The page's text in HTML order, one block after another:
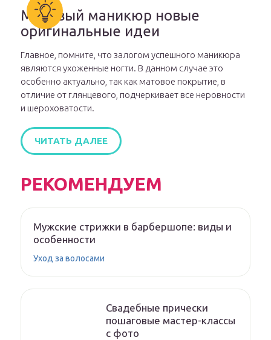
Матовый маникюр новые
оригинальные идеи
Главное, помните, что залогом успешного маникюра
являются ухоженные ногти. В данном случае это
особенно актуально, так как матовое покрытие, в
отличие от глянцевого, подчеркивает все неровности
и шероховатости.
ЧИТАТЬ ДАЛЕЕ
РЕКОМЕНДУЕМ
Мужские стрижки в барбершопе: виды и
особенности
Уход за волосами
Свадебные прически
пошаговые мастер-классы
с фото